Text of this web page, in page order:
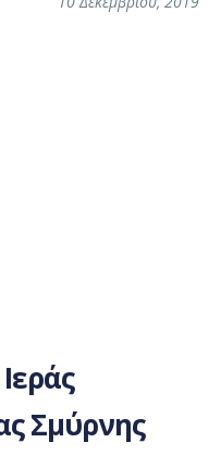
Σμύρνης